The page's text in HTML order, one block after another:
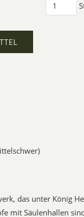
das unter König
mit Säulenhallen